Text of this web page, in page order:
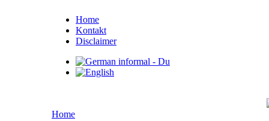
Home
Kontakt
Disclaimer
Home